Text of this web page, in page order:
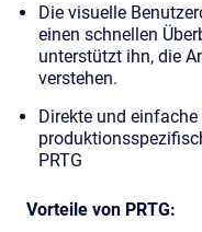
Die visuelle
einen schnellen
unterstützt ihn, die
verstehen.
Direkte und
PRTG
Vorteile von PRTG: